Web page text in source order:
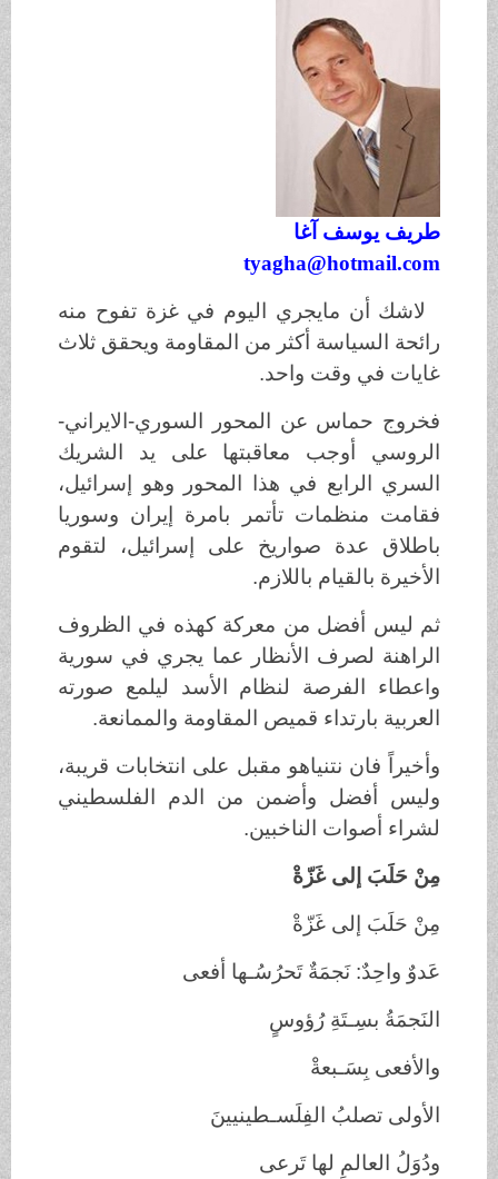
طريف يوسف آغا
tyagha@hotmail.com
لاشك أن مايجري اليوم في غزة تفوح منه
رائحة السياسة أكثر من المقاومة ويحقق ثلاث
غايات في وقت واحد.
فخروج حماس عن المحور السوري-الايراني-
الروسي أوجب معاقبتها على يد الشريك
السري الرابع في هذا المحور وهو إسرائيل،
فقامت منظمات تأتمر بامرة إيران وسوريا
باطلاق عدة صواريخ على إسرائيل، لتقوم
الأخيرة بالقيام باللازم.
ثم ليس أفضل من معركة كهذه في الظروف
الراهنة لصرف الأنظار عما يجري في سورية
واعطاء الفرصة لنظام الأسد ليلمع صورته
العربية بارتداء قميص المقاومة والممانعة.
وأخيراً فان نتنياهو مقبل على انتخابات قريبة،
وليس أفضل وأضمن من الدم الفلسطيني
لشراء أصوات الناخبين.
مِنْ حَلَبَ إلى غَزّةْ
مِنْ حَلَبَ إلى غَزّةْ
عَدوٌ واحِدٌ: نَجمَةٌ تَحرُسُـها أفعى
النَجمَةُ بسِـتَةِ رُؤوسٍ
والأفعى بِسَـبعةْ
الأولى تصلبُ الفِلَسـطينيينَ
ودُوَلُ العالمِ لها تَرعى